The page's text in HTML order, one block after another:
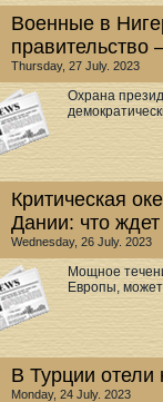
Военные в
Thursday, 27 July. 2023
Охрана
Критическая
Дании: что
Wednesday, 26 July. 2023
Мощное
Европы, может
В Турции отели
Monday, 24 July. 2023